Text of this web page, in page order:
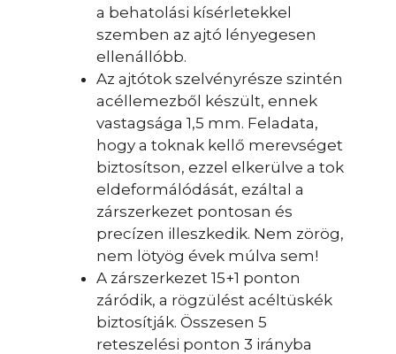
a behatolási kísérletekkel
szemben az ajtó lényegesen
ellenállóbb.
Az ajtótok szelvényrésze szintén
acéllemezből készült, ennek
vastagsága 1,5 mm. Feladata,
hogy a toknak kellő merevséget
biztosítson, ezzel elkerülve a tok
eldeformálódását, ezáltal a
zárszerkezet pontosan és
precízen illeszkedik. Nem zörög,
nem lötyög évek múlva sem!
A zárszerkezet 15+1 ponton
záródik, a rögzülést acéltüskék
biztosítják. Összesen 5
reteszelési ponton 3 irányba